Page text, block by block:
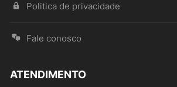
Politica de privacidade
Fale conosco
ATENDIMENTO